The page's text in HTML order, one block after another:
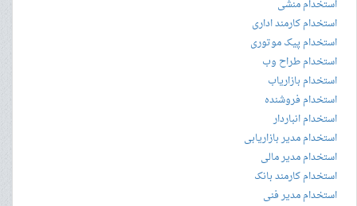
استخدام منشی
استخدام کارمند اداری
استخدام پیک موتوری
استخدام طراح وب
استخدام بازاریاب
استخدام فروشنده
استخدام انباردار
استخدام مدیر بازاریابی
استخدام مدیر مالی
استخدام کارمند بانک
استخدام مدیر فنی